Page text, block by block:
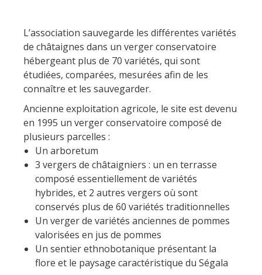
Recettes et produits locaux
Flâner à moins de
cent kilomètres
Les Plus Beaux Villages de
France
Les villages de caractère
Le Pays des Bastides du
Rouergue
Les Villes et Pays d'art et
d'histoire
De la vallée du Lot au pays
Decazeville-Aubin
Patrimoine mondial de
l'UNESCO
L’association sauvegarde les différentes variétés
de châtaignes dans un verger conservatoire
hébergeant plus de 70 variétés, qui sont
étudiées, comparées, mesurées afin de les
connaître et les sauvegarder.
Ancienne exploitation agricole, le site est devenu
en 1995 un verger conservatoire composé de
plusieurs parcelles :
Un arboretum
3 vergers de châtaigniers : un en terrasse
composé essentiellement de variétés
hybrides, et 2 autres vergers où sont
conservés plus de 60 variétés traditionnelles
Un verger de variétés anciennes de pommes
valorisées en jus de pommes
Un sentier ethnobotanique présentant la
flore et le paysage caractéristique du Ségala